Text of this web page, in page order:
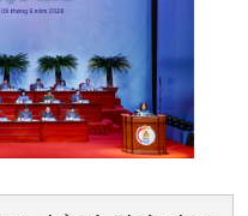
Tin Khoa học & Công nghệ
Kết nối công nghệ
Sống chung với biến đổi
khí hậu